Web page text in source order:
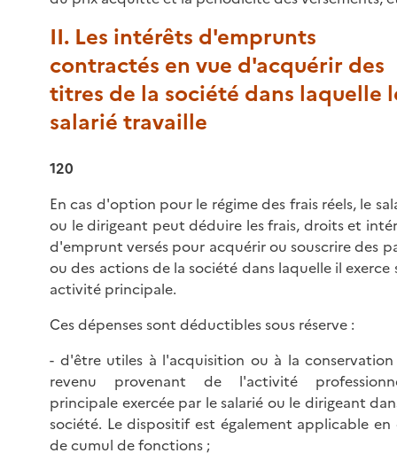
II. Les intérêts d'emprunts
contractés en vue d'acquérir des
titres de la société dans laquelle
salarié travaille
120
En cas d'option pour le régime des frais réels, le
ou le dirigeant peut déduire les frais, droits et
d'emprunt versés pour acquérir ou souscrire des
ou des actions de la société dans laquelle il exerce
activité principale.
Ces dépenses sont déductibles sous réserve :
- d'être utiles à l'acquisition ou à la
revenu provenant de l'activité
principale exercée par le salarié ou le dirigeant
société. Le dispositif est également applicable en
de cumul de fonctions ;